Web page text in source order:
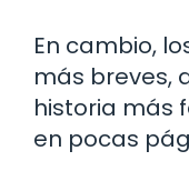
En cambio,
más breves,
historia más
en pocas